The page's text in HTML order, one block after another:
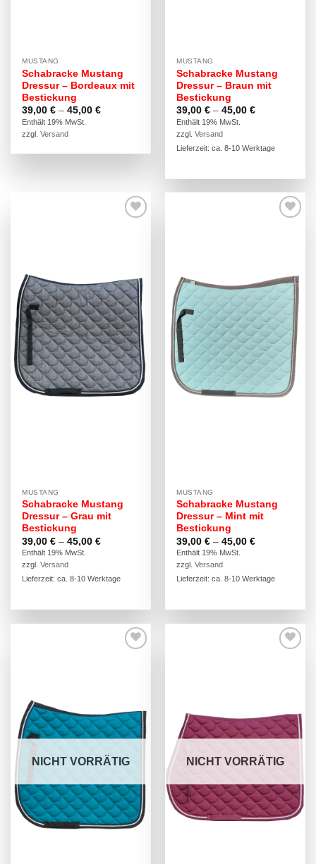
MUSTANG
Schabracke Mustang
Dressur – Bordeaux mit
Bestickung
39,00€ –45,00€Preisspanne:
Enthält 19% MwSt.
zzgl.Versand
MUSTANG
Schabracke Mustang
Dressur – Braun mit
Bestickung
39,00€ –45,00€Preisspanne:
Enthält 19% MwSt.
zzgl.Versand
Lieferzeit: ca. 8-10 Werktage
MUSTANG
Schabracke Mustang
Dressur – Grau mit
Bestickung
39,00€ –45,00€Preisspanne:
Enthält 19% MwSt.
zzgl.Versand
Lieferzeit: ca. 8-10 Werktage
MUSTANG
Schabracke Mustang
Dressur – Mint mit
Bestickung
39,00€ –45,00€Preisspanne:
Enthält 19% MwSt.
zzgl.Versand
Lieferzeit: ca. 8-10 Werktage
NICHT VORRÄTIG NICHT VORRÄTIG